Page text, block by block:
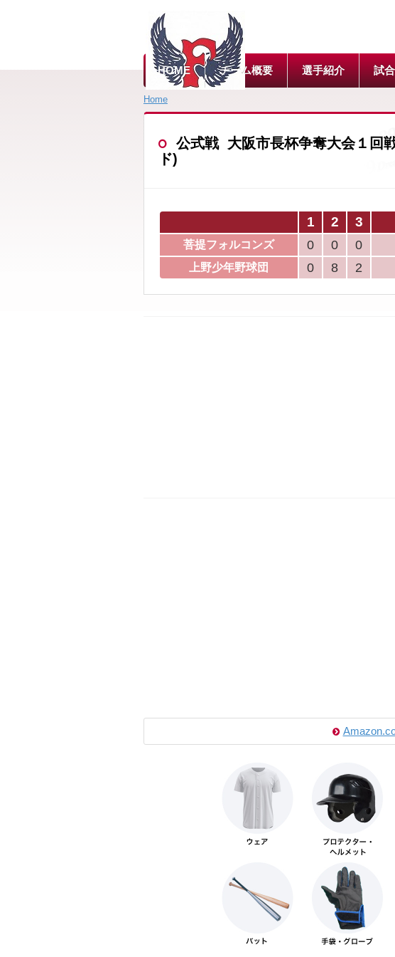
HOME チーム概要 選手紹介 試
Home
公式戦 大阪市長杯争奪大会１回
ド)
1 2 3
菩提フォルコンズ 0 0 0
上野少年野球団 0 8 2